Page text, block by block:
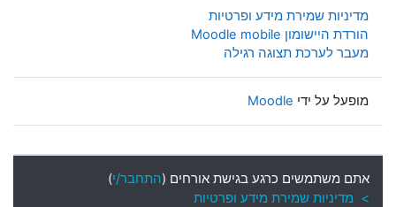
מדיניות שמירת מידע ופרטיות
הורדת היישומון Moodle mobile
מעבר לערכת תצוגה רגילה
מופעל על ידי Moodle
אתם משתמשים כרגע בגישת אורחים (התחבר/י)
> מדיניות שמירת מידע ופרטיות